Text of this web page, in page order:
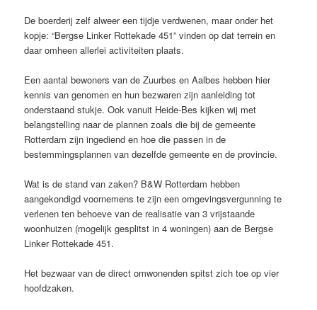
De boerderij zelf alweer een tijdje verdwenen, maar onder het
kopje: “Bergse Linker Rottekade 451” vinden op dat terrein en
daar omheen allerlei activiteiten plaats.
Een aantal bewoners van de Zuurbes en Aalbes hebben hier
kennis van genomen en hun bezwaren zijn aanleiding tot
onderstaand stukje. Ook vanuit Heide-Bes kijken wij met
belangstelling naar de plannen zoals die bij de gemeente
Rotterdam zijn ingediend en hoe die passen in de
bestemmingsplannen van dezelfde gemeente en de provincie.
Wat is de stand van zaken? B&W Rotterdam hebben
aangekondigd voornemens te zijn een omgevingsvergunning te
verlenen ten behoeve van de realisatie van 3 vrijstaande
woonhuizen (mogelijk gesplitst in 4 woningen) aan de Bergse
Linker Rottekade 451.
Het bezwaar van de direct omwonenden spitst zich toe op vier
hoofdzaken.